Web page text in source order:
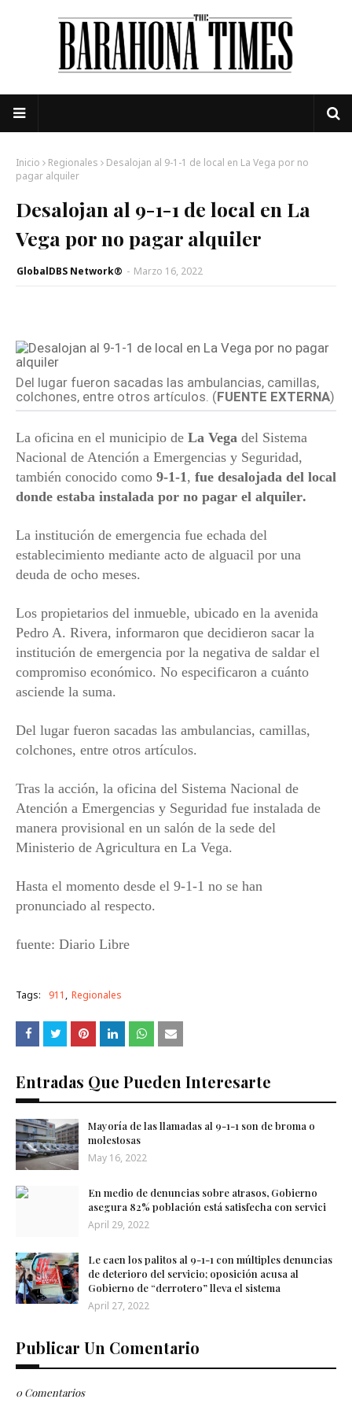
Inicio Regionales
Desalojan al 9-1-1 de local en La Vega por no
pagar alquiler
Desalojan al 9-1-1 de local en La
Vega por no pagar alquiler
GlobalDBS Network® - Marzo 16, 2022
Del lugar fueron sacadas las ambulancias, camillas,
colchones, entre otros artículos. (FUENTE EXTERNA)
La oficina en el municipio de La Vega del Sistema
Nacional de Atención a Emergencias y Seguridad,
también conocido como 9-1-1, fue desalojada del local
donde estaba instalada por no pagar el alquiler.
La institución de emergencia fue echada del
establecimiento mediante acto de alguacil por una
deuda de ocho meses.
Los propietarios del inmueble, ubicado en la avenida
Pedro A. Rivera, informaron que decidieron sacar la
institución de emergencia por la negativa de saldar el
compromiso económico. No especificaron a cuánto
asciende la suma.
Del lugar fueron sacadas las ambulancias, camillas,
colchones, entre otros artículos.
Tras la acción, la oficina del Sistema Nacional de
Atención a Emergencias y Seguridad fue instalada de
manera provisional en un salón de la sede del
Ministerio de Agricultura en La Vega.
Hasta el momento desde el 9-1-1 no se han
pronunciado al respecto.
fuente: Diario Libre
Tags: 911 Regionales
Entradas Que Pueden Interesarte
Mayoría de las llamadas al 9-1-1 son de broma o
molestosas
May 16, 2022
En medio de denuncias sobre atrasos, Gobierno
asegura 82% población está satisfecha con servici
April 29, 2022
Le caen los palitos al 9-1-1 con múltiples denuncias
de deterioro del servicio; oposición acusa al
Gobierno de “derrotero” lleva el sistema
April 27, 2022
Publicar Un Comentario
0 Comentarios